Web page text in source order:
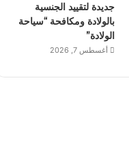
جديدة لتقييد الجنسية
بالولادة ومكافحة “سياحة
الولادة”
أغسطس 7, 2026